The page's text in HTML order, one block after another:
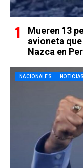
Mueren 13
avioneta
Nazca en
NACIONALES NOTICIAS